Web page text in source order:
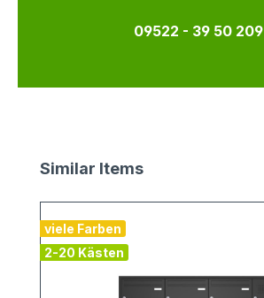
09522 - 39 50 209
Produktgalerie überspringen
Similar Items
viele Farben
2-20 Kästen